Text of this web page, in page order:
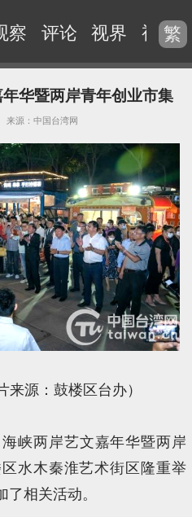
察 评论 视界 视频
繁
华暨两岸青年创业市集
来源：中国台湾网
来源：鼓楼区台办）
峡两岸艺文嘉年华暨两岸
水木秦淮艺术街区隆重举
相关活动。